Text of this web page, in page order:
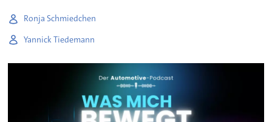
Ronja Schmiedchen
Yannick Tiedemann